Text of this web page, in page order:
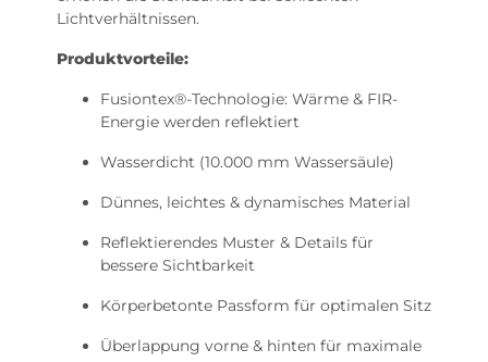
Lichtverhältnissen.
Produktvorteile:
Fusiontex®-Technologie: Wärme & FIR-
Energie werden reflektiert
Wasserdicht (10.000 mm Wassersäule)
Dünnes, leichtes & dynamisches Material
Reflektierendes Muster & Details für
bessere Sichtbarkeit
Körperbetonte Passform für optimalen Sitz
Überlappung vorne & hinten für maximale